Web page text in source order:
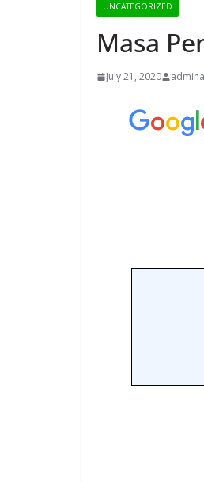
UNCATEGORIZED
Masa
July 21, 2020